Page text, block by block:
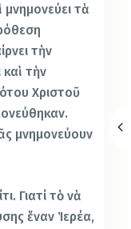
τὰ
τὴν
τὴν
Χριστοῦ
μνημονεύουν
Γιατί τὸ νὰ
ἕναν Ἱερέα,